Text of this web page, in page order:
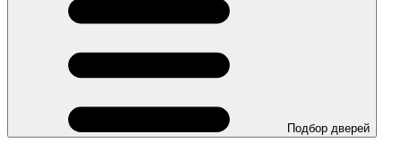
Подбор дверей